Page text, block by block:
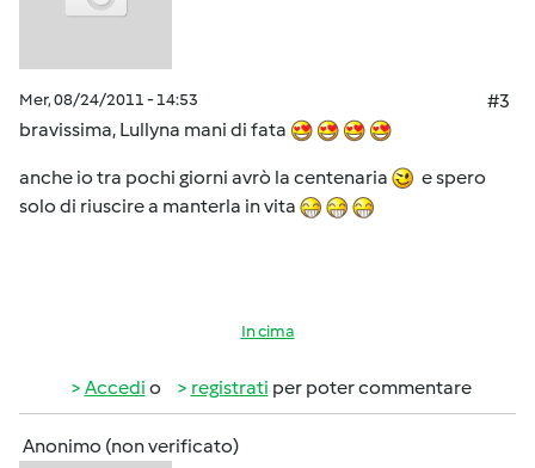
Mer, 08/24/2011 - 14:53
#3
bravissima, Lullyna mani di fata
anche io tra pochi giorni avrò la centenaria
e spero
solo di riuscire a manterla in vita
In cima
Accedi o registrati per poter commentare
Anonimo (non verificato)